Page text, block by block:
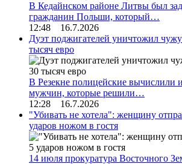
В Кедайнском районе Литвы был
гражданин Польши, который…
12:48 16.7.2026
Дуэт поджигателей уничтожил
тысяч евро
В Резекне полицейские вычислили
мужчин, которые решили…
12:28 16.7.2026
"Убивать не хотела": женщину
ударов ножом в гостя
14 июля прокуратура Восточного